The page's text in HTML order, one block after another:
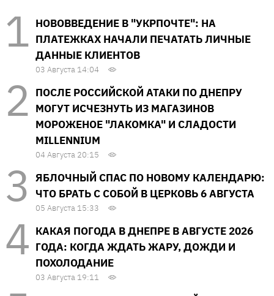
НОВОВВЕДЕНИЕ В "УКРПОЧТЕ": НА
ПЛАТЕЖКАХ НАЧАЛИ ПЕЧАТАТЬ ЛИЧНЫЕ
ДАННЫЕ КЛИЕНТОВ
03 Августа 14:04
ПОСЛЕ РОССИЙСКОЙ АТАКИ ПО ДНЕПРУ
МОГУТ ИСЧЕЗНУТЬ ИЗ МАГАЗИНОВ
МОРОЖЕНОЕ "ЛАКОМКА" И СЛАДОСТИ
MILLENNIUM
04 Августа 20:15
ЯБЛОЧНЫЙ СПАС ПО НОВОМУ КАЛЕНДАРЮ:
ЧТО БРАТЬ С СОБОЙ В ЦЕРКОВЬ 6 АВГУСТА
05 Августа 15:33
КАКАЯ ПОГОДА В ДНЕПРЕ В АВГУСТЕ 2026
ГОДА: КОГДА ЖДАТЬ ЖАРУ, ДОЖДИ И
ПОХОЛОДАНИЕ
03 Августа 19:11